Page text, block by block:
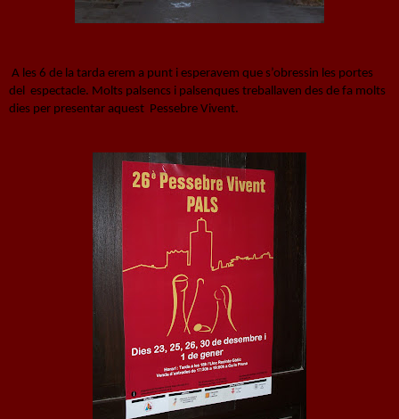
A les 6 de la tarda erem a punt i esperavem que s’obressin les portes
del espectacle. Molts palsencs i palsenques treballaven des de fa molts
dies per presentar aquest Pessebre Vivent.